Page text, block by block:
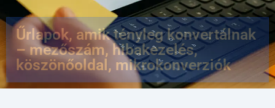
Űrlapok, amik tényleg konvertálnak
– mezőszám, hibakezelés,
köszönőoldal, mikrokonverziók